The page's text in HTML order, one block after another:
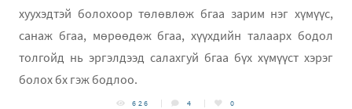
хуухэдтэй болохоор төлөвлөж бгаа зарим нэг хүмүүс,
санаж бгаа, мөрөөдөж бгаа, хүүхдийн талаарх бодол
толгойд нь эргэлдээд салахгуй бгаа бүx xүмүүст хэрэг
болох бх гэж бодлоо.
626 4 0